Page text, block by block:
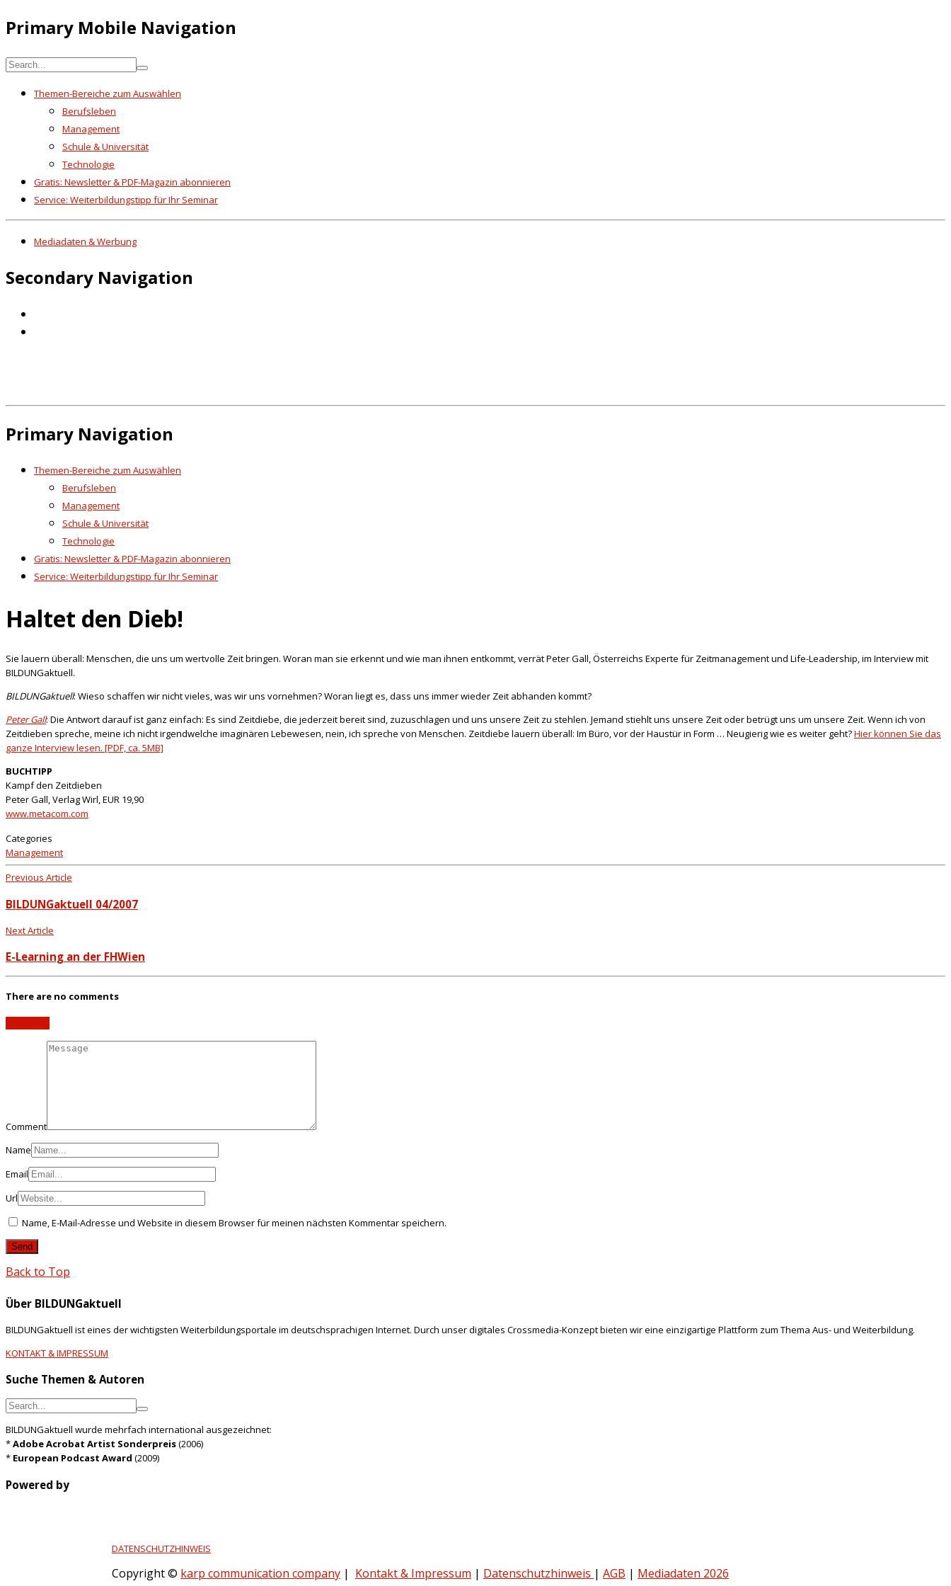
Primary Mobile Navigation
Themen-Bereiche zum Auswählen
Berufsleben
Management
Schule & Universität
Technologie
Gratis: Newsletter & PDF-Magazin abonnieren
Service: Weiterbildungstipp für Ihr Seminar
Mediadaten & Werbung
Secondary Navigation
Primary Navigation
Themen-Bereiche zum Auswählen
Berufsleben
Management
Schule & Universität
Technologie
Gratis: Newsletter & PDF-Magazin abonnieren
Service: Weiterbildungstipp für Ihr Seminar
Haltet den Dieb!
Sie lauern überall: Menschen, die uns um wertvolle Zeit bringen. Woran man sie erkennt und wie man ihnen entkommt, verrät Peter Gall, Österreichs Experte für Zeitmanagement und Life-Leadership, im Interview mit
BILDUNGaktuell.
BILDUNGaktuell: Wieso schaffen wir nicht vieles, was wir uns vornehmen? Woran liegt es, dass uns immer wieder Zeit abhanden kommt?
Peter Gall: Die Antwort darauf ist ganz einfach: Es sind Zeitdiebe, die jederzeit bereit sind, zuzuschlagen und uns unsere Zeit zu stehlen. Jemand stiehlt uns unsere Zeit oder betrügt uns um unsere Zeit. Wenn ich von
Zeitdieben spreche, meine ich nicht irgendwelche imaginären Lebewesen, nein, ich spreche von Menschen. Zeitdiebe lauern überall: Im Büro, vor der Haustür in Form … Neugierig wie es weiter geht?Hier können Sie das
ganze Interview lesen. [PDF, ca. 5MB]
BUCHTIPP
Kampf den Zeitdieben
Peter Gall, Verlag Wirl, EUR 19,90
www.metacom.com
Categories
Management
Previous Article
BILDUNGaktuell 04/2007
Next Article
E-Learning an der FHWien
There are no comments
Comment
Name
Email
Url
Name, E-Mail-Adresse und Website in diesem Browser für meinen nächsten Kommentar speichern.
Back to Top
Über BILDUNGaktuell
BILDUNGaktuell ist eines der wichtigsten Weiterbildungsportale im deutschsprachigen Internet. Durch unser digitales Crossmedia-Konzept bieten wir eine einzigartige Plattform zum Thema Aus- und Weiterbildung.
KONTAKT & IMPRESSUM
Suche Themen & Autoren
BILDUNGaktuell wurde mehrfach international ausgezeichnet:
*Adobe Acrobat Artist Sonderpreis(2006)
* European Podcast Award (2009)
Powered by
DATENSCHUTZHINWEIS
Copyright © karp communication company | Kontakt & Impressum | Datenschutzhinweis | AGB | Mediadaten 2026